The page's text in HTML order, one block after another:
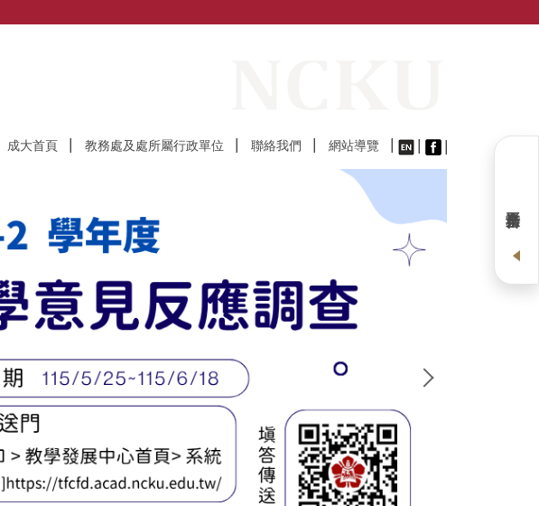
成大首頁 教務處及處所屬行政單位 聯絡我們 網站導覽